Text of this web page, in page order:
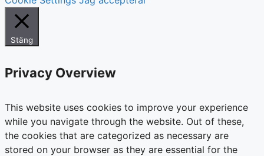
Stäng
Privacy Overview
This website uses cookies to improve your experience
while you navigate through the website. Out of these,
the cookies that are categorized as necessary are
stored on your browser as they are essential for the